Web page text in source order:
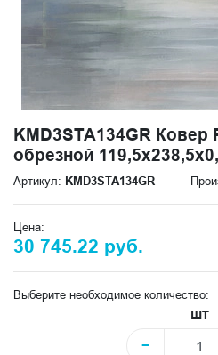
KMD3STA134GR
обрезной
Артикул: KMD3STA134GR
Цена:
30 745.22 руб.
Выберите необходимое количество:
шт
−